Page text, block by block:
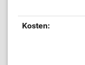
Kosten: